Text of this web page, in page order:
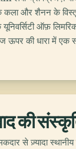
कला और शैनन के
ऑफ़
ऊपर की धारा में
की
से ज़्यादा